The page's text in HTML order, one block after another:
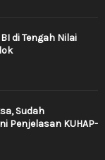
di Tengah Nilai
Sudah
Penjelasan KUHAP-